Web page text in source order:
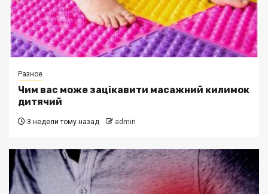
Разное
Чим вас може зацікавити масажний килимок
дитячий
3 недели тому назад admin